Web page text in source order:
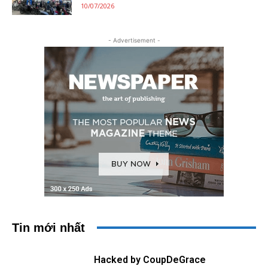
10/07/2026
- Advertisement -
Tin mới nhất
Hacked by CoupDeGrace